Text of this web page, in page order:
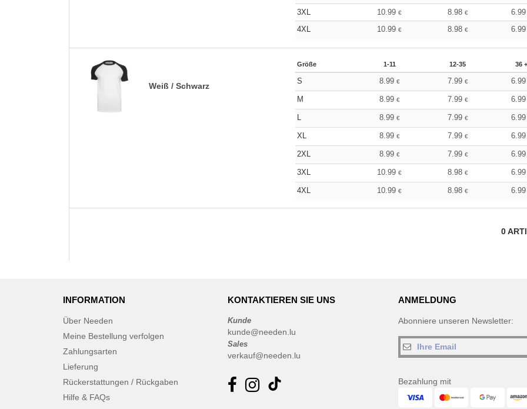
3XL
10.99€ 8.98 € 6.99
4XL
10.99€ 8.98 € 6.99
Weiß / Schwarz
Größe 1-11 12-35 36 +
S 8.99 € 7.99 € 6.99
M 8.99 € 7.99 € 6.99
8.99 € 7.99 € 6.99
XL 8.99 € 7.99 € 6.99
2XL 8.99 € 7.99 € 6.99
3XL 10.99€ 8.98 € 6.99
4XL 10.99€ 8.98 € 6.99
0
INFORMATION
Über Needen
Meine Bestellung verfolgen
Zahlungsarten
Lieferung
Rückerstattungen / Rückgaben
Hilfe & FAQs
KONTAKTIEREN SIE UNS
Kunde
kunde@needen.lu
Sales
verkauf@needen.lu
ANMELDUNG
Abonniere unseren Newsletter:
Bezahlung mit